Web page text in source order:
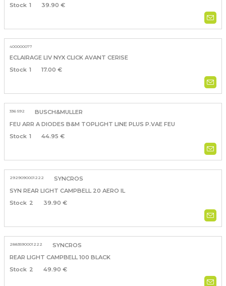
1
39.90 €
400000077
ECLAIRAGE LIV NYX CLICK AVANT CERISE
1
17.00 €
336 592
BUSCH&MULLER
FEU ARR A DIODES B&M TOPLIGHT LINE PLUS P.VAE FEU
1
44.95 €
2929090001222
SYNCROS
SYN REAR LIGHT CAMPBELL 20 AERO IL
2
39.90 €
2883590001222
SYNCROS
REAR LIGHT CAMPBELL 100 BLACK
2
49.90 €